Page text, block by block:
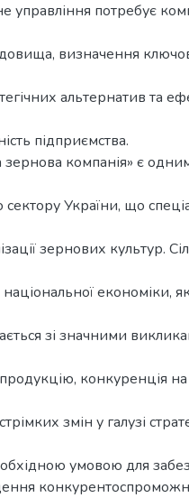
управління потребує
визначення
альтернатив та
підприємства.
компанія» є
України, що
зернових культур.
економіки,
зі значними
конкуренція
змін у галузі
умовою для